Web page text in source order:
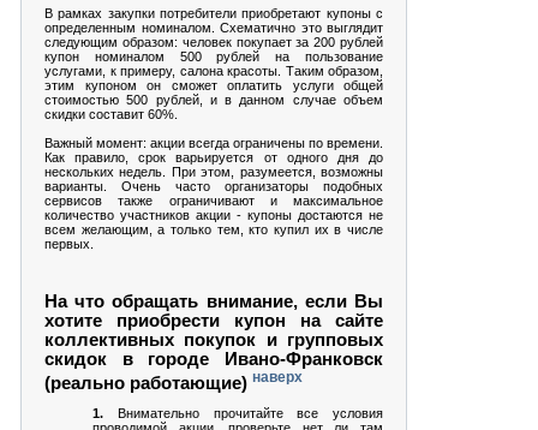
В рамках закупки потребители приобретают купоны с
определенным номиналом. Схематично это выглядит
следующим образом: человек покупает за 200 рублей
купон номиналом 500 рублей на пользование
услугами, к примеру, салона красоты. Таким образом,
этим купоном он сможет оплатить услуги общей
стоимостью 500 рублей, и в данном случае объем
скидки составит 60%.
Важный момент: акции всегда ограничены по времени.
Как правило, срок варьируется от одного дня до
нескольких недель. При этом, разумеется, возможны
варианты. Очень часто организаторы подобных
сервисов также ограничивают и максимальное
количество участников акции - купоны достаются не
всем желающим, а только тем, кто купил их в числе
первых.
На что обращать внимание, если Вы
хотите приобрести купон на сайте
коллективных покупок и групповых
скидок в городе Ивано-Франковск
(реально работающие) наверх
1. Внимательно прочитайте все условия